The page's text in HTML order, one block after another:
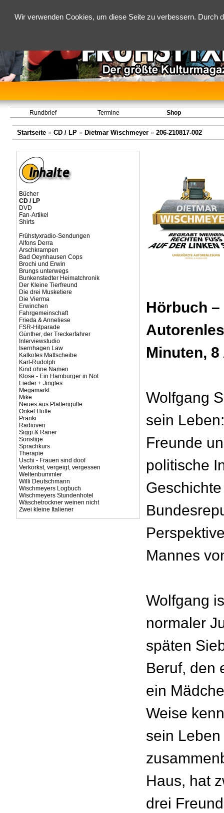
Wir verwenden Cookies, um diese Seite zu verbessern.
Rundbrief Termine Shop
Startseite» CD / LP» Dietmar Wischmeyer» 206-210817-002
Bücher
CD / LP
DVD
Fan-Artikel
Shirts
Frühstyxradio-Sendungen
Alfons Derra
Arschkrampen
Bad Oeynhausen Cops
Brochi und Erwin
Brungs unterwegs
Bunkenstedter Heimatchronik
Der Kleine Tierfreund
Die drei Musketiere
Die Vierma
Erwinchen
Fahrgemeinschaft
Frieda & Anneliese
FSR-Hitparade
Günther, der Treckerfahrer
Interviewstudio
Isernhagen Law
Kalkofes Mattscheibe
Karl-Rudolph
Kind ohne Namen
Klose - Ein Hamburger in Not
Lieder + Jingles
Megamarkt
Mike
Neues aus Plattengülle
Onkel Hotte
Pränki
Radioven
Siggi & Raner
Sonstige
Sprachkurs
Therapie
Uschi - Frauen sind doof
Verkorkst, vergeigt, vergessen
Weltenbummler
Willi Deutschmann
Wischmeyers Logbuch
Wischmeyers Stundenhotel
Wäschetrockner weinen nicht
Zwei kleine Italiener
Hörbuch
Minuten,
Wolfgang
sein
Freunde
politische
Mannes
Wolfgang
normaler
späten
Beruf, den
ein
Weise
sein
Haus, hat
drei